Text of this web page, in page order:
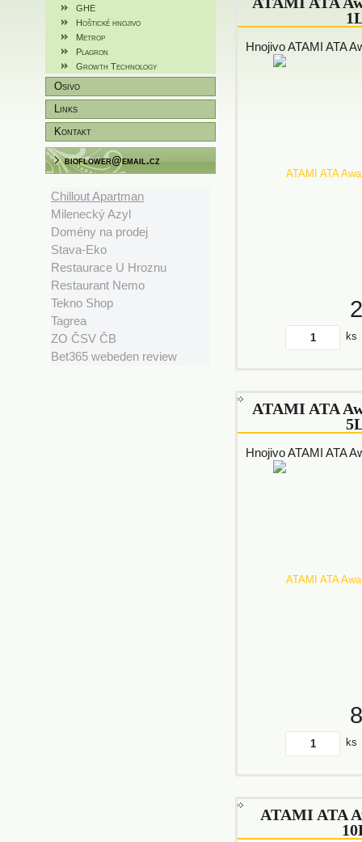
GHE
Hoštické hnojivo
Metrop
Plagron
Growth Technology
Osivo
Links
Kontakt
bioflower@email.cz
Chillout Apartman
Milenecký Azyl
Domény na prodej
Stava-Eko
Restaurace U Hroznu
Restaurant Nemo
Tekno Shop
Tagrea
ZO ČSV ČB
Bet365 webeden review
Hnojivo ATAMI ATA
ks
ATAMI ATA
Hnojivo ATAMI ATA
ks
ATAMI ATA